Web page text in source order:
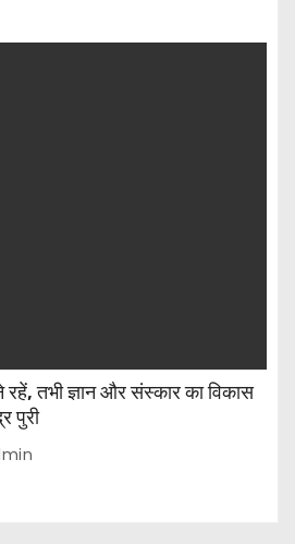
रहें, तभी ज्ञान और संस्कार का विकास
पुरी